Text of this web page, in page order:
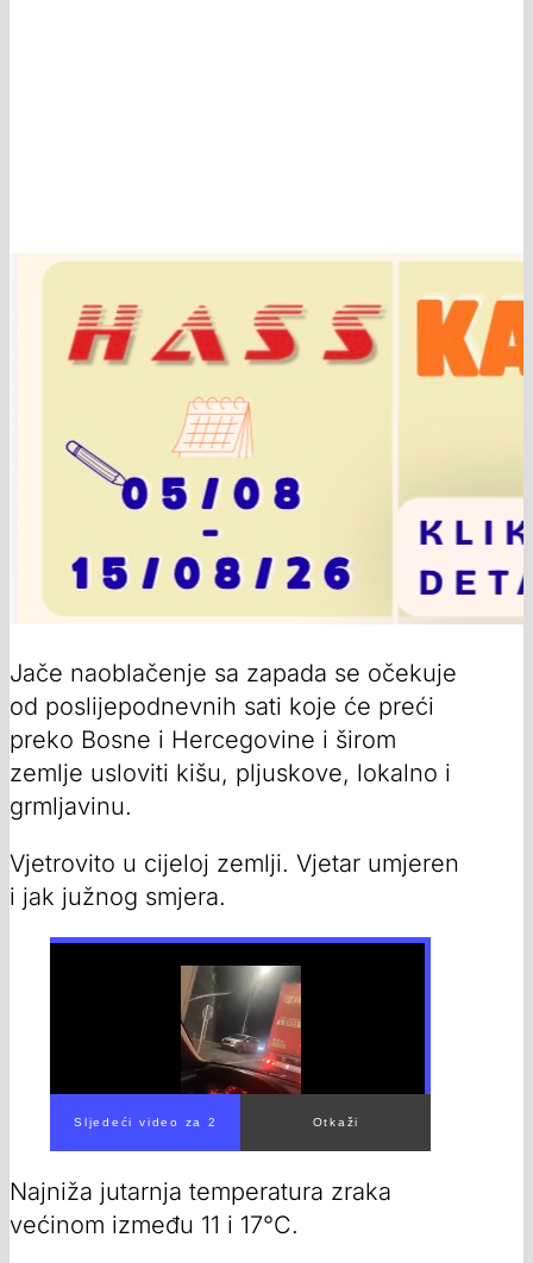
Jače naoblačenje sa zapada se očekuje
od poslijepodnevnih sati koje će preći
preko Bosne i Hercegovine i širom
zemlje usloviti kišu, pljuskove, lokalno i
grmljavinu.
Vjetrovito u cijeloj zemlji. Vjetar umjeren
i jak južnog smjera.
00:00 00:29
Najniža jutarnja temperatura zraka
većinom između 11 i 17°C.